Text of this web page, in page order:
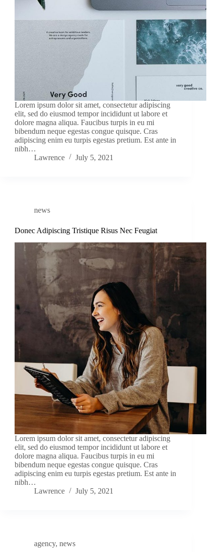
Lorem ipsum dolor sit amet, consectetur adipiscing
elit, sed do eiusmod tempor incididunt ut labore et
dolore magna aliqua. Faucibus turpis in eu mi
bibendum neque egestas congue quisque. Cras
adipiscing enim eu turpis egestas pretium. Est ante in
nibh…
Lawrence
July 5, 2021
news
Donec Adipiscing Tristique Risus Nec Feugiat
Lorem ipsum dolor sit amet, consectetur adipiscing
elit, sed do eiusmod tempor incididunt ut labore et
dolore magna aliqua. Faucibus turpis in eu mi
bibendum neque egestas congue quisque. Cras
adipiscing enim eu turpis egestas pretium. Est ante in
nibh…
Lawrence
July 5, 2021
agency, news